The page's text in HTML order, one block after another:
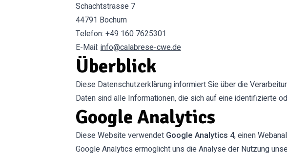
Schachtstrasse 7
44791 Bochum
Telefon: +49 160 7625301
E-Mail:info@calabrese-cwe.de
Überblick
Diese Datenschutzerklärung informiert Sie über die
Daten sind alle Informationen, die sich auf eine identifizierte
Google Analytics
Diese Website verwendet Google Analytics 4, einen
Google Analytics ermöglicht uns die Analyse der Nutzung